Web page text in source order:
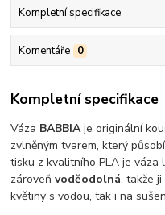
Kompletní specifikace
Komentáře 0
Kompletní specifikace
Váza BABBIAje originální
zvlněným tvarem, který
tisku z kvalitního PLA je váza
zároveňvoděodolná, takže
květiny s vodou, tak i na